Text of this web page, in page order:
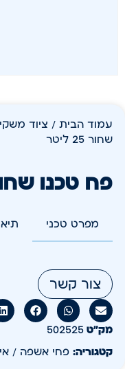
עמוד הבית / ציוד משקי
שחור 25 ליטר
פח טכנו שחור 25
מפרט טכני
צור קשר
מק״ט 502525
קטגוריה: פחי אשפה /